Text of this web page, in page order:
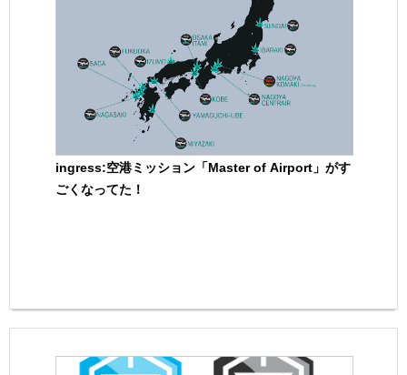
ingress:空港ミッション「Master of Airport」がす
ごくなってた！